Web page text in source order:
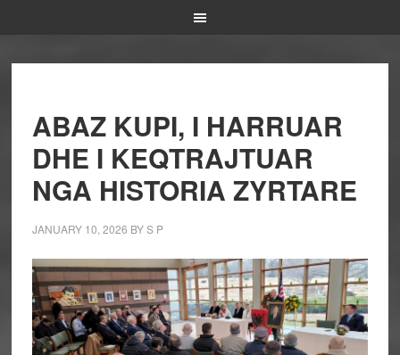
ABAZ KUPI, I HARRUAR
DHE I KEQTRAJTUAR
NGA HISTORIA ZYRTARE
JANUARY 10, 2026 BYS P